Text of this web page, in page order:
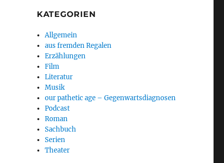
KATEGORIEN
Allgemein
aus fremden Regalen
Erzählungen
Film
Literatur
Musik
our pathetic age – Gegenwartsdiagnosen
Podcast
Roman
Sachbuch
Serien
Theater